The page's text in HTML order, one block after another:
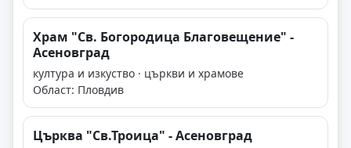
Храм "Св. Богородица Благовещение" -
Асеновград
култура и изкуство · църкви и храмове
Област: Пловдив
Църква "Св.Троица" - Асеновград